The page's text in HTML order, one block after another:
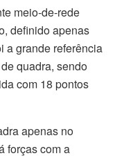
meio-de-rede
definido apenas
a grande referência
quadra, sendo
com 18 pontos
apenas no
forças com a